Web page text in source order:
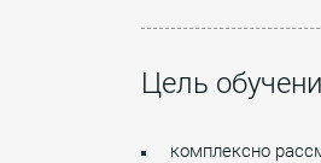
Цель
комплексно